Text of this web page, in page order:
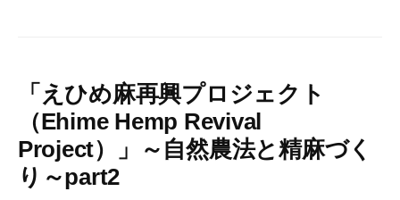
b
o
o
k
d
o
n
「えひめ麻再興プロジェクト
（Ehime Hemp Revival
Project）」～自然農法と精麻づく
り～part2